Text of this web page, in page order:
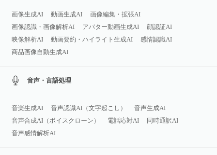
画像生成AI 動画生成AI
画像編集・拡張AI
画像認識・画像解析AI
アバター動画生成AI
顔認証AI
映像解析AI
動画要約・ハイライト生成AI
感情認識AI
商品画像自動生成AI
音声・言語処理
音楽生成AI 音声認識AI（文字起こし）
音声生成AI
音声合成AI（ボイスクローン）
電話応対AI
同時通訳AI
音声感情解析AI